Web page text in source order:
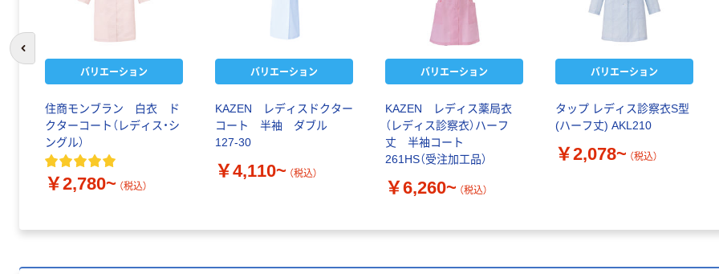
バリエーション
住商モンブラン 白衣 ド
クターコート（レディス・シ
ングル）
￥2,780~ （税込）
バリエーション
KAZEN レディスドクター
コート 半袖 ダブル
127-30
￥4,110~ （税込）
バリエーション
KAZEN レディス薬局衣
（レディス診察衣）ハーフ
丈 半袖コート
261HS（受注加工品）
￥6,260~ （税込）
バリエーション
タップ レディス診察衣S型
(ハーフ丈) AKL210
￥2,078~ （税込）
前のスライドへ